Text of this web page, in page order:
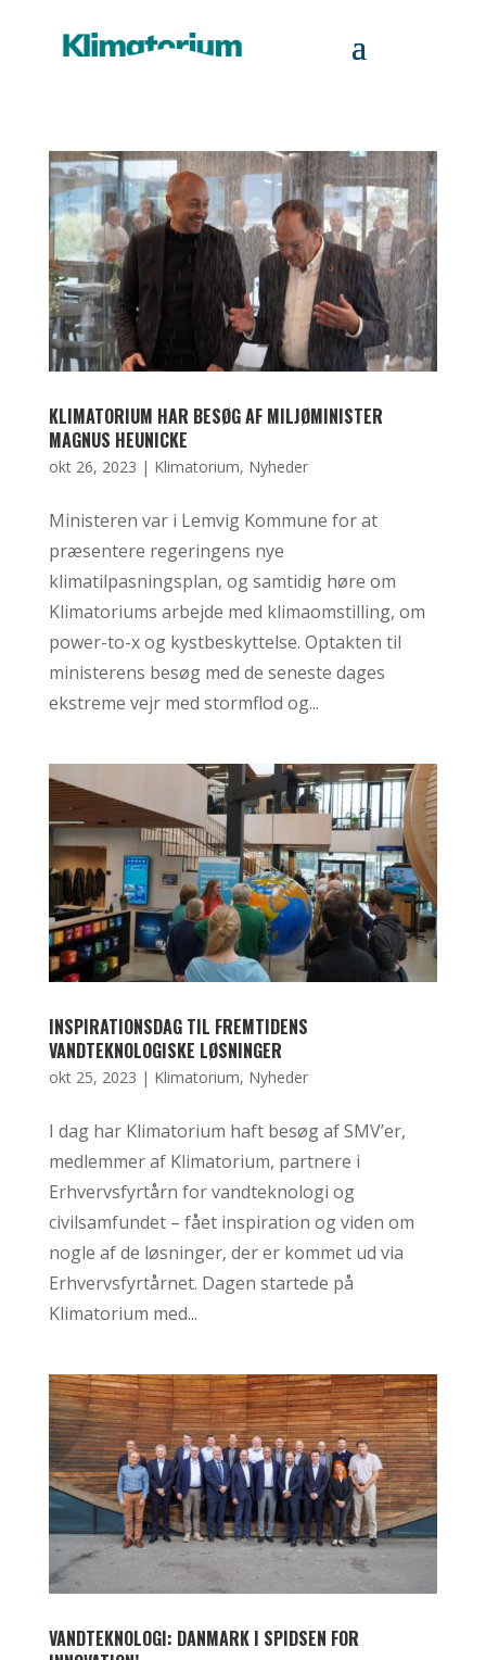
KLIMATORIUM HAR BESØG AF MILJØMINISTER
MAGNUS HEUNICKE
okt 26, 2023 | Klimatorium, Nyheder
Ministeren var i Lemvig Kommune for at
præsentere regeringens nye
klimatilpasningsplan, og samtidig høre om
Klimatoriums arbejde med klimaomstilling, om
power-to-x og kystbeskyttelse. Optakten til
ministerens besøg med de seneste dages
ekstreme vejr med stormflod og...
INSPIRATIONSDAG TIL FREMTIDENS
VANDTEKNOLOGISKE LØSNINGER
okt 25, 2023 | Klimatorium, Nyheder
I dag har Klimatorium haft besøg af SMV’er,
medlemmer af Klimatorium, partnere i
Erhvervsfyrtårn for vandteknologi og
civilsamfundet – fået inspiration og viden om
nogle af de løsninger, der er kommet ud via
Erhvervsfyrtårnet. Dagen startede på
Klimatorium med...
VANDTEKNOLOGI: DANMARK I SPIDSEN FOR